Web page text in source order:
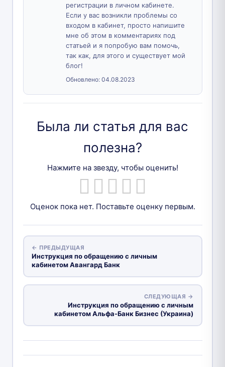
регистрации в личном кабинете.
Если у вас возникли проблемы со
входом в кабинет, просто напишите
мне об этом в комментариях под
статьей и я попробую вам помочь,
так как, для этого и существует мой
блог!
Обновлено: 04.08.2023
Была ли статья для вас
полезна?
Нажмите на звезду, чтобы оценить!
Оценок пока нет. Поставьте оценку первым.
← ПРЕДЫДУЩАЯ
Инструкция по обращению с личным
кабинетом Авангард Банк
СЛЕДУЮЩАЯ →
Инструкция по обращению с личным
кабинетом Альфа-Банк Бизнес (Украина)